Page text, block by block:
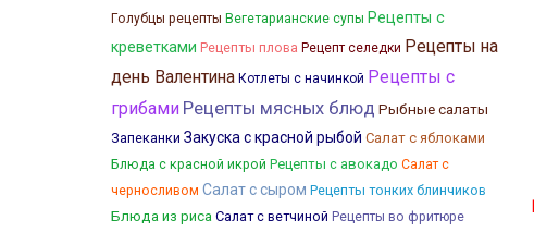
Голубцы рецепты Вегетарианские супы Рецепты с
креветками Рецепты плова Рецепт селедки Рецепты на
день Валентина Котлеты с начинкой Рецепты с
грибами Рецепты мясных блюд Рыбные салаты
Запеканки Закуска с красной рыбой Салат с яблоками
Блюда с красной икрой Рецепты с авокадо Салат с
черносливом Салат с сыром Рецепты тонких блинчиков
Блюда из риса Салат с ветчиной Рецепты во фритюре